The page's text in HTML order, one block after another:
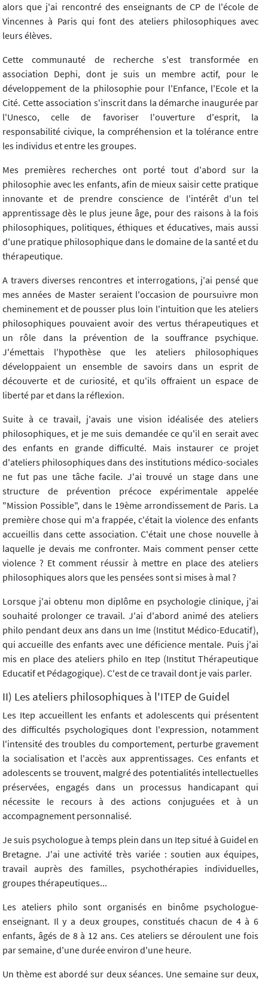
alors que j'ai rencontré des enseignants de CP de l'école de
Vincennes à Paris qui font des ateliers philosophiques avec
leurs élèves.
Cette communauté de recherche s'est transformée en
association Dephi, dont je suis un membre actif, pour le
développement de la philosophie pour l'Enfance, l'Ecole et la
Cité. Cette association s'inscrit dans la démarche inaugurée par
l'Unesco, celle de favoriser l'ouverture d'esprit, la
responsabilité civique, la compréhension et la tolérance entre
les individus et entre les groupes.
Mes premières recherches ont porté tout d'abord sur la
philosophie avec les enfants, afin de mieux saisir cette pratique
innovante et de prendre conscience de l'intérêt d'un tel
apprentissage dès le plus jeune âge, pour des raisons à la fois
philosophiques, politiques, éthiques et éducatives, mais aussi
d'une pratique philosophique dans le domaine de la santé et du
thérapeutique.
A travers diverses rencontres et interrogations, j'ai pensé que
mes années de Master seraient l'occasion de poursuivre mon
cheminement et de pousser plus loin l'intuition que les ateliers
philosophiques pouvaient avoir des vertus thérapeutiques et
un rôle dans la prévention de la souffrance psychique.
J'émettais l'hypothèse que les ateliers philosophiques
développaient un ensemble de savoirs dans un esprit de
découverte et de curiosité, et qu'ils offraient un espace de
liberté par et dans la réflexion.
Suite à ce travail, j'avais une vision idéalisée des ateliers
philosophiques, et je me suis demandée ce qu'il en serait avec
des enfants en grande difficulté. Mais instaurer ce projet
d'ateliers philosophiques dans des institutions médico-sociales
ne fut pas une tâche facile. J'ai trouvé un stage dans une
structure de prévention précoce expérimentale appelée
"Mission Possible", dans le 19ème arrondissement de Paris. La
première chose qui m'a frappée, c'était la violence des enfants
accueillis dans cette association. C'était une chose nouvelle à
laquelle je devais me confronter. Mais comment penser cette
violence ? Et comment réussir à mettre en place des ateliers
philosophiques alors que les pensées sont si mises à mal ?
Lorsque j'ai obtenu mon diplôme en psychologie clinique, j'ai
souhaité prolonger ce travail. J'ai d'abord animé des ateliers
philo pendant deux ans dans un Ime (Institut Médico-Educatif),
qui accueille des enfants avec une déficience mentale. Puis j'ai
mis en place des ateliers philo en Itep (Institut Thérapeutique
Educatif et Pédagogique). C'est de ce travail dont je vais parler.
II) Les ateliers philosophiques à l'ITEP de Guidel
Les Itep accueillent les enfants et adolescents qui présentent
des difficultés psychologiques dont l'expression, notamment
l'intensité des troubles du comportement, perturbe gravement
la socialisation et l'accès aux apprentissages. Ces enfants et
adolescents se trouvent, malgré des potentialités intellectuelles
préservées, engagés dans un processus handicapant qui
nécessite le recours à des actions conjuguées et à un
accompagnement personnalisé.
Je suis psychologue à temps plein dans un Itep situé à Guidel en
Bretagne. J'ai une activité très variée : soutien aux équipes,
travail auprès des familles, psychothérapies individuelles,
groupes thérapeutiques...
Les ateliers philo sont organisés en binôme psychologue-
enseignant. Il y a deux groupes, constitués chacun de 4 à 6
enfants, âgés de 8 à 12 ans. Ces ateliers se déroulent une fois
par semaine, d'une durée environ d'une heure.
Un thème est abordé sur deux séances. Une semaine sur deux,